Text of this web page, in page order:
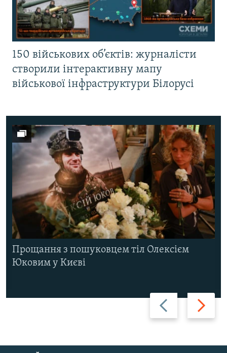
150 військових об’єктів: журналісти
створили інтерактивну мапу
військової інфраструктури Білорусі
Назад Вперед
Прощання з пошуковцем тіл Олексієм
Юковим у Києві